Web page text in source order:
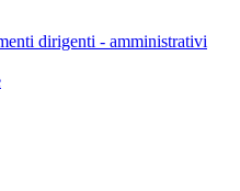
dirigenti - amministrativi